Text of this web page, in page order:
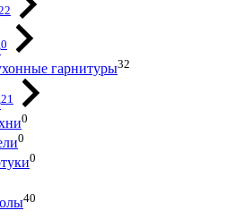
0
гарнитуры32
21
0
0
0
40